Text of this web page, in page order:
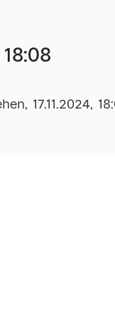
17.11.2024,